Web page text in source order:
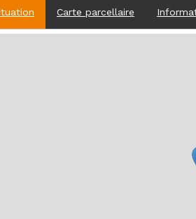
Carte parcellaire